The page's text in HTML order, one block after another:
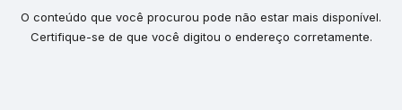
O conteúdo que você procurou pode não estar mais disponível.
Certifique-se de que você digitou o endereço corretamente.